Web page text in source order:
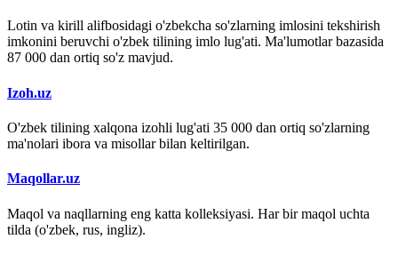
Lotin va kirill alifbosidagi o'zbekcha so'zlarning imlosini tekshirish
imkonini beruvchi o'zbek tilining imlo lug'ati. Ma'lumotlar bazasida
87 000 dan ortiq so'z mavjud.
Izoh.uz
O'zbek tilining xalqona izohli lug'ati 35 000 dan ortiq so'zlarning
ma'nolari ibora va misollar bilan keltirilgan.
Maqollar.uz
Maqol va naqllarning eng katta kolleksiyasi. Har bir maqol uchta
tilda (o'zbek, rus, ingliz).